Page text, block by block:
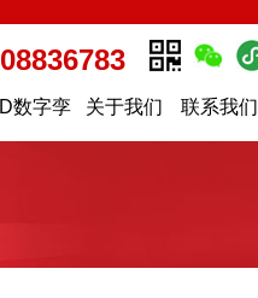
数字孪 关于我们 联系我们